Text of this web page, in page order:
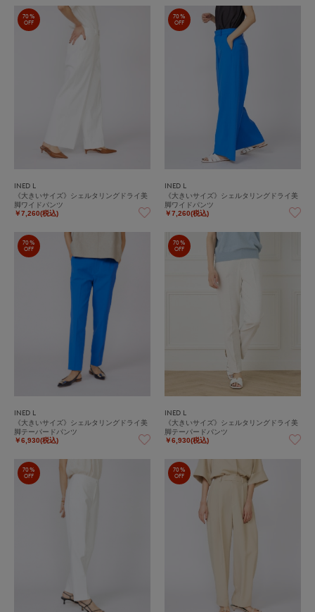
70%
OFF
INED L
《大きいサイズ》シェルタリングドライ美
脚ワイドパンツ
￥7,260(税込)
70%
OFF
INED L
《大きいサイズ》シェルタリングドライ美
脚ワイドパンツ
￥7,260(税込)
70%
OFF
INED L
《大きいサイズ》シェルタリングドライ美
脚テーパードパンツ
￥6,930(税込)
70%
OFF
INED L
《大きいサイズ》シェルタリングドライ美
脚テーパードパンツ
￥6,930(税込)
70%
OFF
70%
OFF